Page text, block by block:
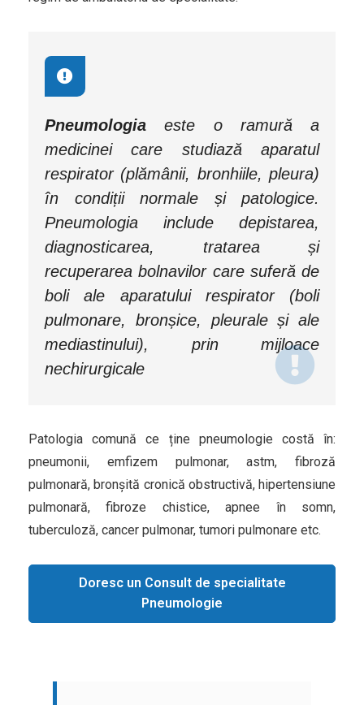
Pneumologia este o ramură a
medicinei care studiază aparatul
respirator (plămânii, bronhiile, pleura)
în condiții normale și patologice.
Pneumologia include depistarea,
diagnosticarea, tratarea și
recuperarea bolnavilor care suferă de
boli ale aparatului respirator (boli
pulmonare, bronșice, pleurale și ale
mediastinului), prin mijloace
nechirurgicale
Patologia comună ce ține pneumologie costă în:
pneumonii, emfizem pulmonar, astm, fibroză
pulmonară, bronșită cronică obstructivă, hipertensiune
pulmonară, fibroze chistice, apnee în somn,
tuberculoză, cancer pulmonar, tumori pulmonare etc.
Doresc un Consult de specialitate
Pneumologie